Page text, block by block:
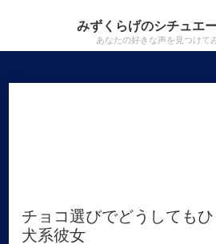
みずくらげのシチュエ
あなたの好きな声を見つけて
チョコ選びでどうしても
犬系彼女